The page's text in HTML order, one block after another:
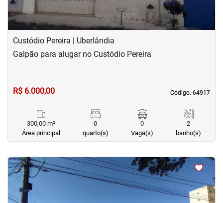
Custódio Pereira | Uberlândia
Código. 64917
Código. 64917
Galpão para alugar no Custódio Pereira
R$ 6.000,00
300,00 m²
Área principal
0
quarto(s)
0
Vaga(s)
2
banho(s)
<